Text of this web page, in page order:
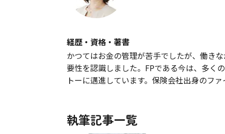
経歴・資格・著書
かつてはお金の管理が苦手でしたが、働き
要性を認識しました。FPである今は、多く
トーに邁進しています。保険会社出身のファ
執筆記事一覧